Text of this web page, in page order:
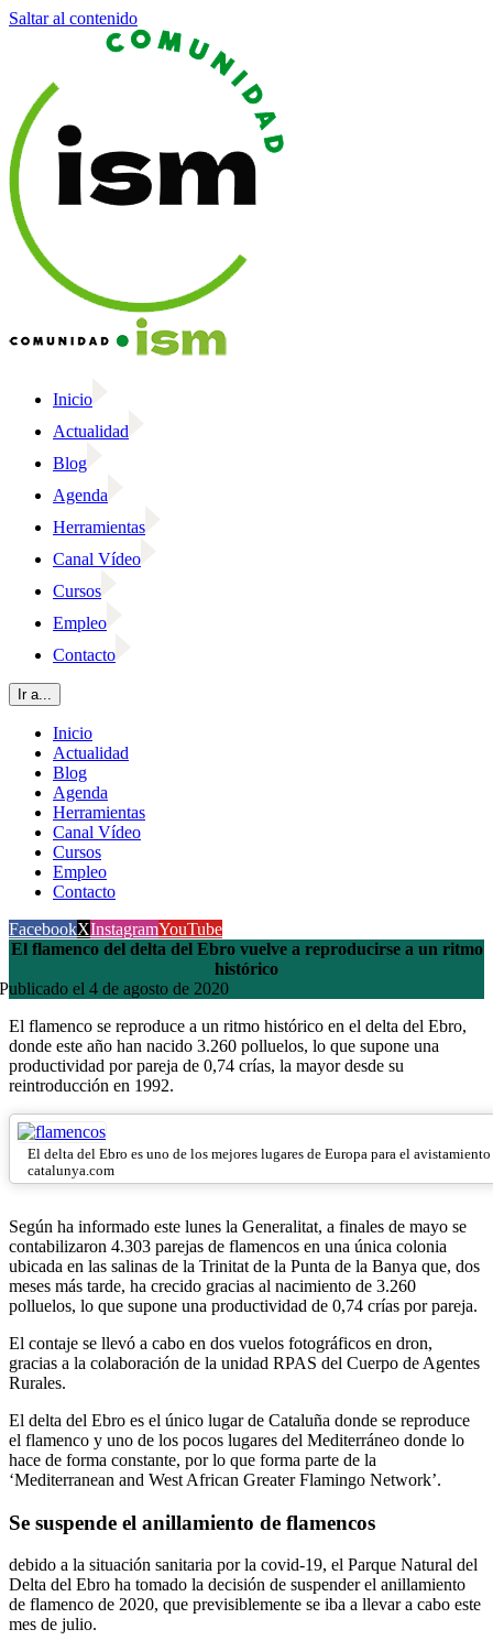
Saltar al contenido
Inicio
Actualidad
Blog
Agenda
Herramientas
Canal Vídeo
Cursos
Empleo
Contacto
Ir a...
Inicio
Actualidad
Blog
Agenda
Herramientas
Canal Vídeo
Cursos
Empleo
Contacto
FacebookXInstagramYouTube
El flamenco del delta del Ebro vuelve a reproducirse a un ritmo
histórico
Publicado el 4 de agosto de 2020
El flamenco se reproduce a un ritmo histórico en el delta del Ebro,
donde este año han nacido 3.260 polluelos, lo que supone una
productividad por pareja de 0,74 crías, la mayor desde su
reintroducción en 1992.
El delta del Ebro es uno de los mejores lugares de Europa para el
catalunya.com
Según ha informado este lunes la Generalitat, a finales de mayo se
contabilizaron 4.303 parejas de flamencos en una única colonia
ubicada en las salinas de la Trinitat de la Punta de la Banya que, dos
meses más tarde, ha crecido gracias al nacimiento de 3.260
polluelos, lo que supone una productividad de 0,74 crías por pareja.
El contaje se llevó a cabo en dos vuelos fotográficos en dron,
gracias a la colaboración de la unidad RPAS del Cuerpo de Agentes
Rurales.
El delta del Ebro es el único lugar de Cataluña donde se reproduce
el flamenco y uno de los pocos lugares del Mediterráneo donde lo
hace de forma constante, por lo que forma parte de la
‘Mediterranean and West African Greater Flamingo Network’.
Se suspende el anillamiento de flamencos
debido a la situación sanitaria por la covid-19, el Parque Natural del
Delta del Ebro ha tomado la decisión de suspender el anillamiento
de flamenco de 2020, que previsiblemente se iba a llevar a cabo este
mes de julio.